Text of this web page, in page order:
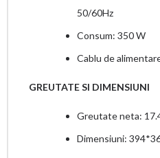
50/60Hz
Consum: 350 W
Cablu de
GREUTATE SI DIMENSIUNI
Greutate neta:
Dimensiuni: